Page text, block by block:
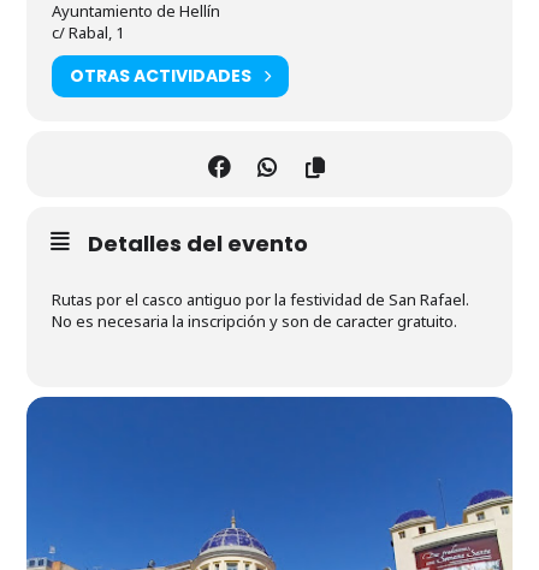
Ayuntamiento de Hellín
c/ Rabal, 1
OTRAS ACTIVIDADES
Detalles del evento
Rutas por el casco antiguo por la festividad de San Rafael.
No es necesaria la inscripción y son de caracter gratuito.